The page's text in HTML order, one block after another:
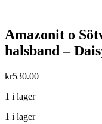
Amazonit o
halsband –
kr530.00
1 i lager
1 i lager